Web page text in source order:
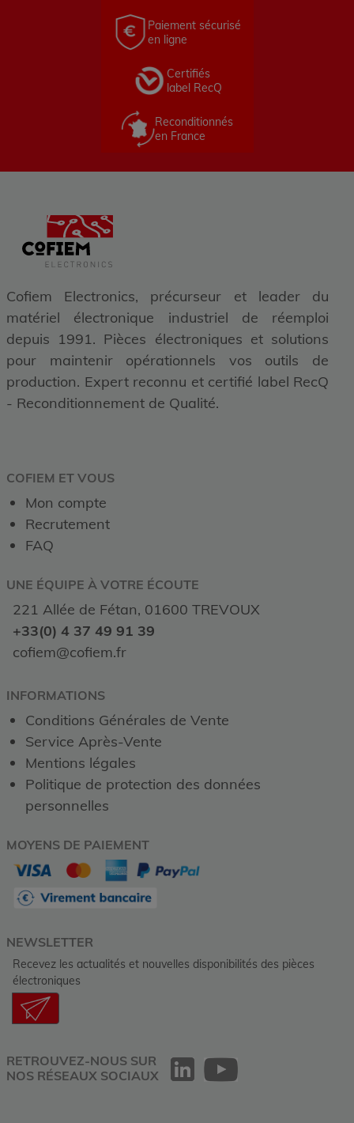
Paiement sécurisé
en ligne
Certifiés
label RecQ
Reconditionnés
en France
Cofiem Electronics, précurseur et leader du
matériel électronique industriel de réemploi
depuis 1991. Pièces électroniques et solutions
pour maintenir opérationnels vos outils de
production. Expert reconnu et certifié label RecQ
- Reconditionnement de Qualité.
COFIEM ET VOUS
Mon compte
Recrutement
FAQ
UNE ÉQUIPE À VOTRE ÉCOUTE
221 Allée de Fétan, 01600 TREVOUX
+33(0) 4 37 49 91 39
cofiem@cofiem.fr
INFORMATIONS
Conditions Générales de Vente
Service Après-Vente
Mentions légales
Politique de protection des données
personnelles
MOYENS DE PAIEMENT
NEWSLETTER
Recevez les actualités et nouvelles disponibilités des pièces
électroniques
RETROUVEZ-NOUS SUR
NOS RÉSEAUX SOCIAUX